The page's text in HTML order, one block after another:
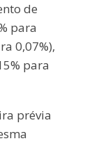
de
para
0,07%),
para
prévia